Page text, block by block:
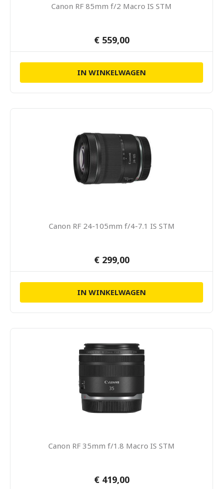
Canon RF 85mm f/2 Macro IS STM
€ 559,00
IN WINKELWAGEN
Canon RF 24-105mm f/4-7.1 IS STM
€ 299,00
IN WINKELWAGEN
Canon RF 35mm f/1.8 Macro IS STM
€ 419,00